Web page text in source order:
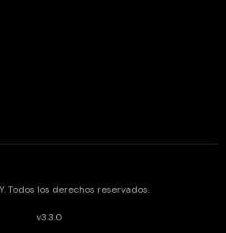
Todos los derechos reservados.
v3.3.0